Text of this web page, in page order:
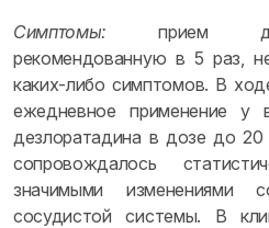
Симптомы: прием
рекомендованную в 5 раз,
каких-либо симптомов. В
ежедневное применение у
дезлоратадина в дозе до
сопровождалось
значимыми изменениями
сосудистой системы. В